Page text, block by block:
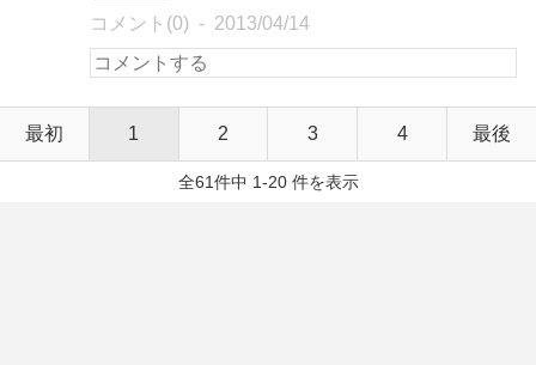
コメント(0) 2013/04/14
最初 1 2 3 4 最後
全61件中 1-20 件を表示